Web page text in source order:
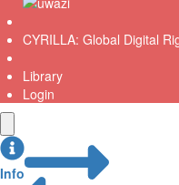
CYRILLA: Global Digital
Library
Login
Info